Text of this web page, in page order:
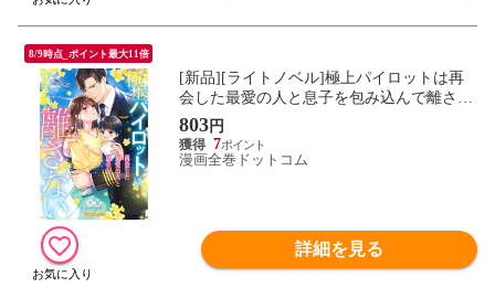
8/9時点_ポイント最大11倍
[新品][ライトノベル]極上パイロットは再
会した最愛の人と息子を包み込んで離さな
い (全1冊)
803円
7
漫画全巻ドットコム
詳細を見る